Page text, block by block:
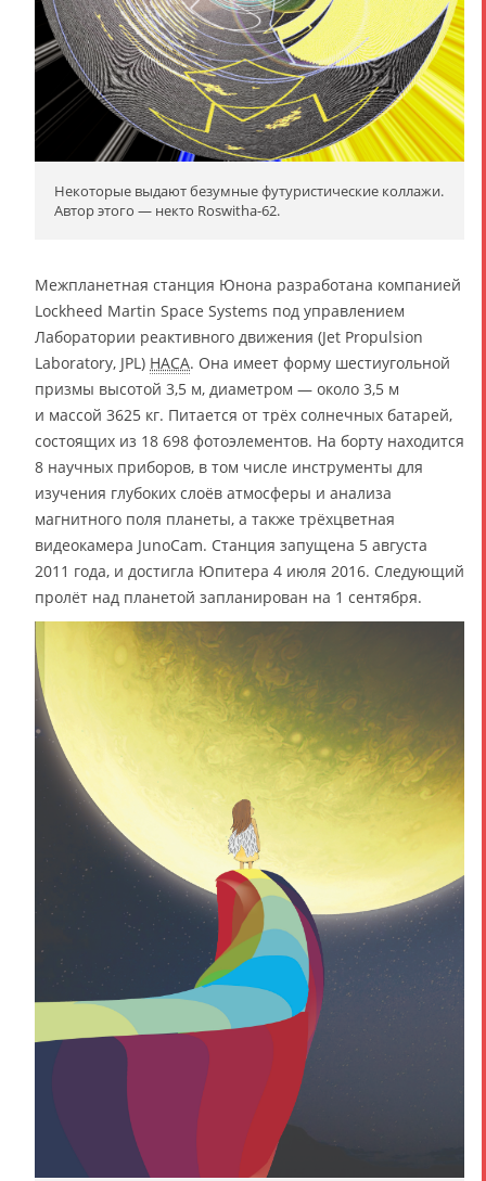
Некоторые выдают безумные футуристические коллажи.
Автор этого — некто Roswitha-62.
Межпланетная станция Юнона разработана компанией
Lockheed Martin Space Systems под управлением
Лаборатории реактивного движения (Jet Propulsion
Laboratory, JPL) НАСА. Она имеет форму шестиугольной
призмы высотой 3,5 м, диаметром — около 3,5 м
и массой 3625 кг. Питается от трёх солнечных батарей,
состоящих из 18 698 фотоэлементов. На борту находится
8 научных приборов, в том числе инструменты для
изучения глубоких слоёв атмосферы и анализа
магнитного поля планеты, а также трёхцветная
видеокамера JunoCam. Станция запущена 5 августа
2011 года, и достигла Юпитера 4 июля 2016. Следующий
пролёт над планетой запланирован на 1 сентября.